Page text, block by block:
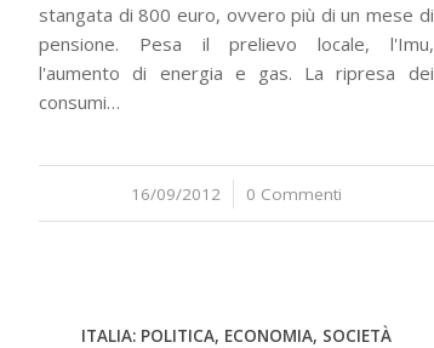
stangata di 800 euro, ovvero più di un mese di
pensione. Pesa il prelievo locale, l'Imu,
l'aumento di energia e gas. La ripresa dei
consumi…
16/09/2012
/ 0 Commenti
ITALIA: POLITICA, ECONOMIA, SOCIETÀ